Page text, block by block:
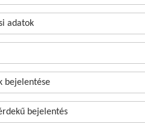
adatok
bejelentése
bejelentés